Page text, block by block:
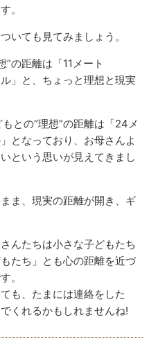
。
いても見てみましょう。
の距離は「11メート
」と、ちょっと理想と現実
との“理想”の距離は「24メ
となっており、お母さんよ
という思いが見えてきまし
ま、現実の距離が開き、ギ
んたちは小さな子どもたち
たち」とも心の距離を近づ
。
も、たまには連絡をした
くれるかもしれませんね!